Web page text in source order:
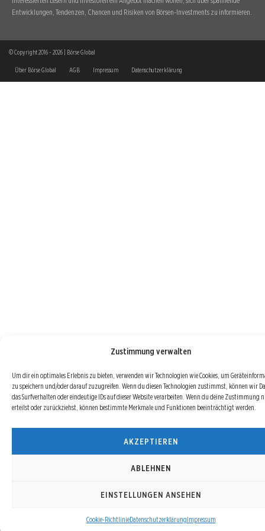
Zustimmung verwalten
Um dir ein optimales Erlebnis zu bieten, verwenden wir Technologien wie Cookies, um
zu speichern und/oder darauf zuzugreifen. Wenn du diesen Technologien zustimmst, können wir
das Surfverhalten oder eindeutige IDs auf dieser Website verarbeiten. Wenn du deine Zustimmung
erteilst oder zurückziehst, können bestimmte Merkmale und Funktionen beeinträchtigt werden.
AKZEPTIEREN
ABLEHNEN
EINSTELLUNGEN ANSEHEN
Cookie-RichtlinieDatenschutzerklärungImpressum
Entwicklungen, Tendenzen, Chancen und Risiken von Börsen-Investments zu informieren.
© Copyright 2016 - 2026 | Börse Global
Über Börse Global AGB Impressum Datenschutzerklärung